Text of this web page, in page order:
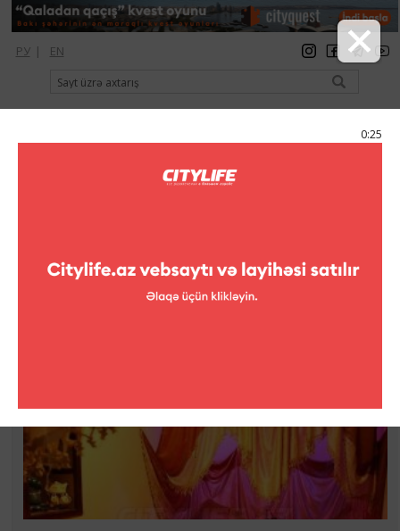
0:24
РУ | EN
qeydiyyat giriş Citylife Magazine
Klublar